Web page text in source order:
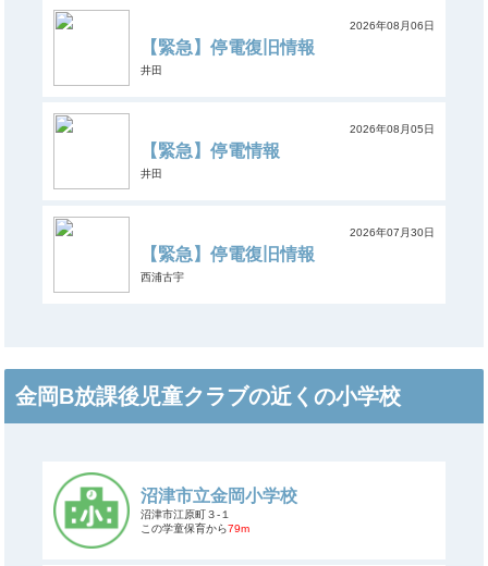
2026年08月06日
【緊急】停電復旧情報
井田
2026年08月05日
【緊急】停電情報
井田
2026年07月30日
【緊急】停電復旧情報
西浦古宇
金岡B放課後児童クラブの近くの小学校
沼津市立金岡小学校
沼津市江原町３-１
この学童保育から79m